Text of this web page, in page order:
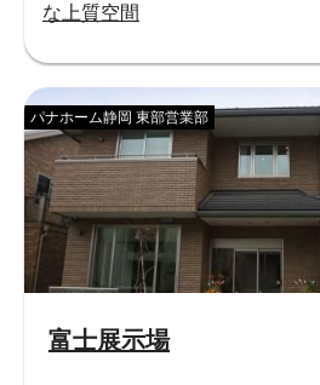
な上質空間
富士展示場
パナホーム静岡 東部営業部